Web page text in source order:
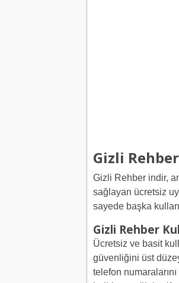
Gizli
Gizli Rehber indir,
sağlayan ücretsiz
sayede başka
Gizli Rehber
Ücretsiz ve basit
güvenliğini üst
telefon